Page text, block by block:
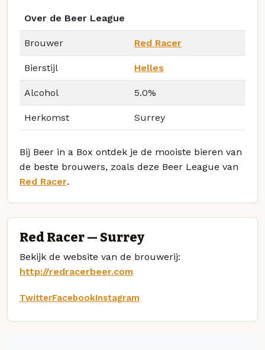
Over de Beer League
Brouwer Red Racer
Bierstijl Helles
Alcohol 5.0%
Herkomst Surrey
Bij Beer in a Box ontdek je de mooiste bieren van
de beste brouwers, zoals deze Beer League van
Red Racer.
Red Racer — Surrey
Bekijk de website van de brouwerij:
http://redracerbeer.com
TwitterFacebookInstagram